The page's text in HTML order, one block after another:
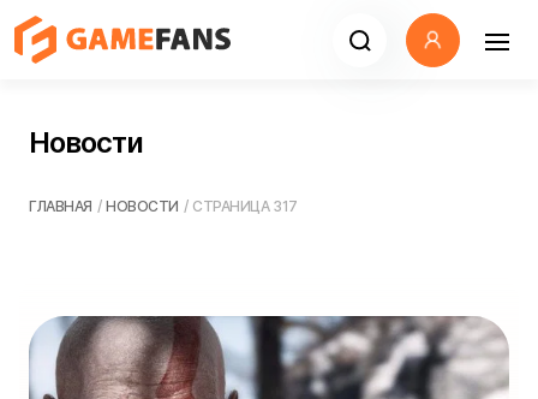
Новости
ГЛАВНАЯ / НОВОСТИ / СТРАНИЦА 317